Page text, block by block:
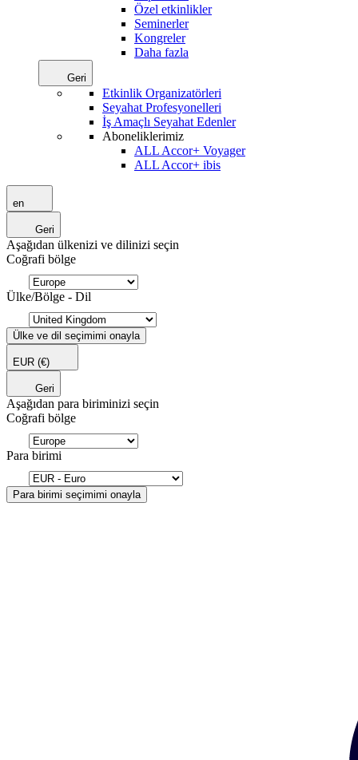
Özel etkinlikler
Seminerler
Kongreler
Daha fazla
Geri
Etkinlik Organizatörleri
Seyahat Profesyonelleri
İş Amaçlı Seyahat Edenler
Aboneliklerimiz
ALL Accor+ Voyager
ALL Accor+ ibis
en
Geri
Aşağıdan ülkenizi ve dilinizi seçin
Coğrafi bölge
Ülke/Bölge - Dil
Ülke ve dil seçimimi onayla
EUR (€)
Geri
Aşağıdan para biriminizi seçin
Coğrafi bölge
Para birimi
Para birimi seçimimi onayla